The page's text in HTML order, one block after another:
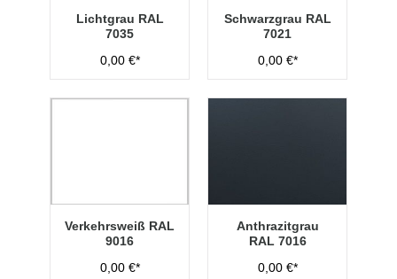
Lichtgrau RAL
7035
0,00 €*
Schwarzgrau RAL
7021
0,00 €*
Verkehrsweiß RAL
9016
0,00 €*
Anthrazitgrau
RAL 7016
0,00 €*